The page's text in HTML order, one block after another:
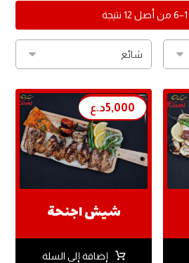
شيش اجنحة
5,000د.ع
إضافة إلى السلة